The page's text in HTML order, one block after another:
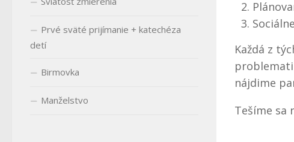
Každá z
nájdime
Tešíme sa
Prvé sväté prijímanie + katechéza
detí
Birmovka
Manželstvo